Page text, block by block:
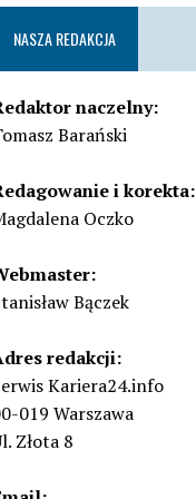
NASZA REDAKCJA
naczelny:
Barański
i korekta:
Oczko
Bączek
redakcji:
Kariera24.info
019 Warszawa
Złota 8